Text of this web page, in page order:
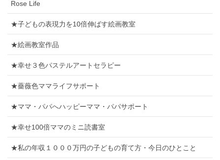
Rose Life
★子どもの表現力を10倍伸ばす絵画教室
★絵画教室作品
★幸せ３色パステルアートセラピー
★薔薇色ママライフサポート
★ママ・パパへハッピーママ・パパサポート
★幸せ100倍ママのミニ読書室
★私の年収１０００万円の子どもの育て方・今日のひとこと